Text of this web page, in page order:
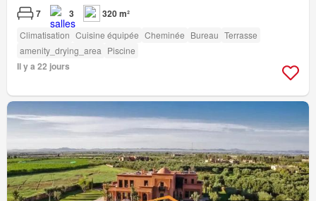
7 3 320 m²
Climatisation Cuisine équipée Cheminée Bureau Terrasse
amenity_drying_area Piscine
Il y a 22 jours